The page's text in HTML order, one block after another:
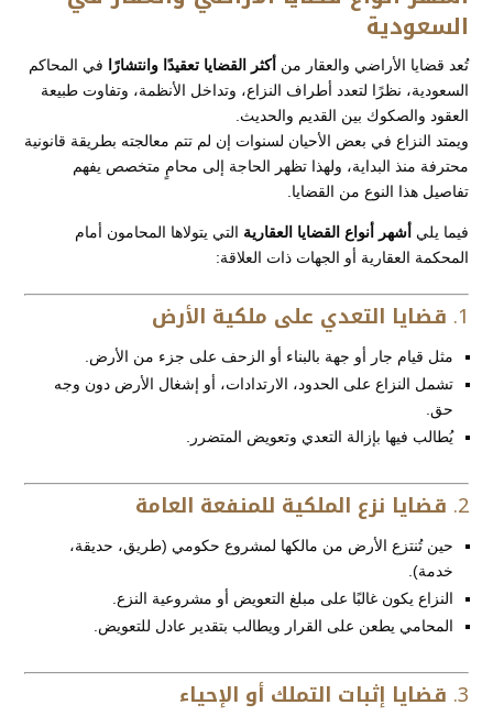
السعودية
تُعد قضايا الأراضي والعقار من أكثر القضايا تعقيدًا وانتشارًا
في المحاكم
السعودية، نظرًا لتعدد أطراف النزاع، وتداخل الأنظمة، وتفاوت طبيعة
العقود والصكوك بين القديم والحديث.
ويمتد النزاع في بعض الأحيان لسنوات إن لم تتم معالجته بطريقة قانونية
محترفة منذ البداية، ولهذا تظهر الحاجة إلى محامٍ متخصص يفهم
تفاصيل هذا النوع من القضايا.
فيما يلي أشهر أنواع القضايا العقارية التي يتولاها المحامون أمام
المحكمة العقارية أو الجهات ذات العلاقة:
1. قضايا التعدي على ملكية الأرض
مثل قيام جار أو جهة بالبناء أو الزحف على جزء من الأرض.
تشمل النزاع على الحدود، الارتدادات، أو إشغال الأرض دون وجه
حق.
يُطالب فيها بإزالة التعدي وتعويض المتضرر.
2. قضايا نزع الملكية للمنفعة العامة
حين تُنتزع الأرض من مالكها لمشروع حكومي (طريق، حديقة،
خدمة).
النزاع يكون غالبًا على مبلغ التعويض أو مشروعية النزع.
المحامي يطعن على القرار ويطالب بتقدير عادل للتعويض.
3. قضايا إثبات التملك أو الإحياء